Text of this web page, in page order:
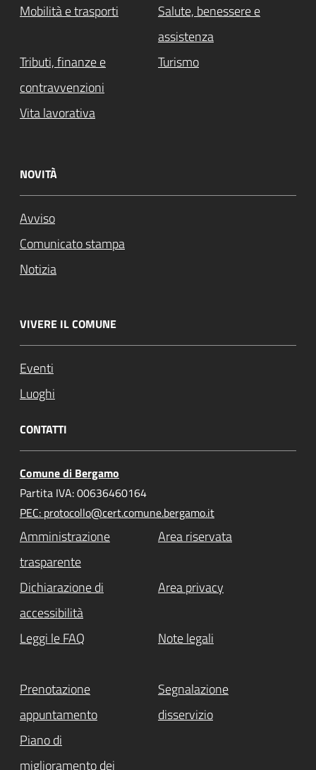
Mobilità e trasporti
Salute, benessere e
assistenza
Tributi, finanze e
contravvenzioni
Turismo
Vita lavorativa
NOVITÀ
Avviso
Comunicato stampa
Notizia
VIVERE IL COMUNE
Eventi
Luoghi
CONTATTI
Comune di Bergamo
Partita IVA: 00636460164
PEC: protocollo@cert.comune.bergamo.it
Amministrazione
trasparente
Area riservata
Dichiarazione di
accessibilità
Area privacy
Leggi le FAQ Note legali
Prenotazione
appuntamento
Segnalazione
disservizio
Piano di
miglioramento dei